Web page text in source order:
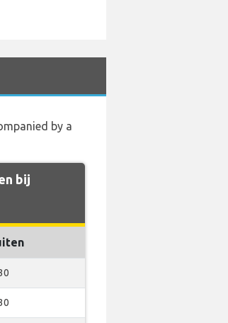
by a
bij